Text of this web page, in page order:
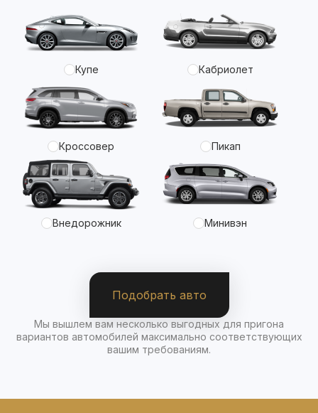
Купе Кабриолет
Кроссовер Пикап
Внедорожник Минивэн
Подобрать авто
Мы вышлем вам несколько выгодных для пригона
вариантов автомобилей максимально соответствующих
вашим требованиям.